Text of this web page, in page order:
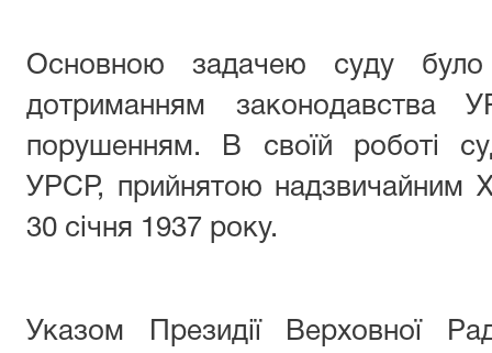
Основною задачею суду було
дотриманням
порушенням. В своїй роботі
УРСР, прийнятою надзвичайним
30 січня 1937 року.
Указом Президії Верховної